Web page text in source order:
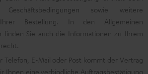
sowie weitere
Bestellung. In den Allgemeinen
finden Sie auch die Informationen zu Ihrem
Telefon, E-Mail oder Post kommt der Vertrag
Ihnen eine verbindliche Auftragsbestätigung